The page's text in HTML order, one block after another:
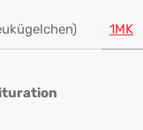
1MK